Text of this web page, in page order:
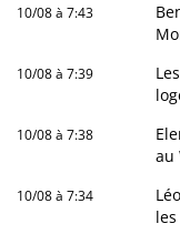
10/08 à 7:43
10/08 à 7:39
10/08 à 7:38
au
10/08 à 7:34